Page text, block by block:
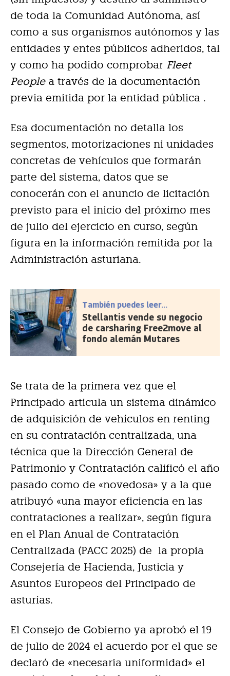
de toda la Comunidad Autónoma, así
como a sus organismos autónomos y las
entidades y entes públicos adheridos, tal
y como ha podido comprobar Fleet
Peoplea través de la documentación
previa emitida por la entidad pública .
Esa documentación no detalla los
segmentos, motorizaciones ni unidades
concretas de vehículos que formarán
parte del sistema, datos que se
conocerán con el anuncio de licitación
previsto para el inicio del próximo mes
de julio del ejercicio en curso, según
figura en la información remitida por la
Administración asturiana.
También puedes leer...
Stellantis vende su negocio
de carsharing Free2move al
fondo alemán Mutares
Se trata de la primera vez que el
Principado articula un sistema dinámico
de adquisición de vehículos en renting
en su contratación centralizada, una
técnica que la Dirección General de
Patrimonio y Contratación calificó el año
pasado como de «novedosa» y a la que
atribuyó «una mayor eficiencia en las
contrataciones a realizar», según figura
en el Plan Anual de Contratación
Centralizada (PACC 2025) de la propia
Consejería de Hacienda, Justicia y
Asuntos Europeos del Principado de
asturias.
El Consejo de Gobierno ya aprobó el 19
de julio de 2024 el acuerdo por el que se
declaró de «necesaria uniformidad» el